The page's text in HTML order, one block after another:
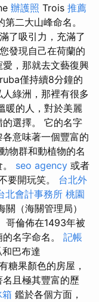
辦護照 Trois 推薦
二大山峰命名。
了吸引力，充滿了
發現自己在荷蘭的
，那就去文藝復興
僅持續8分鐘的
綠洲，那裡有很多
暖的人，對於美麗
選擇。 它的名字
意味著一個豐富的
物群和動植物的名
seo agency 或者
要開玩笑。 台北外
北會計事務所 桃園
（海關管理局）
哥倫佈在1493年被
名字命名。 記帳
巴布達
糖果顏色的房屋，
且極其豐富的歷
鑑於各個方面，